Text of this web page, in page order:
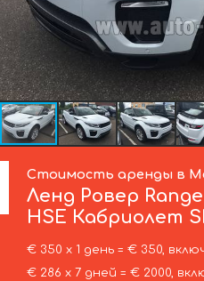
Стоимость аренды в
Ленд Ровер
HSE Кабриолет
€ 350 х 1 день = € 350,
€ 286 х 7 дней = € 2000,